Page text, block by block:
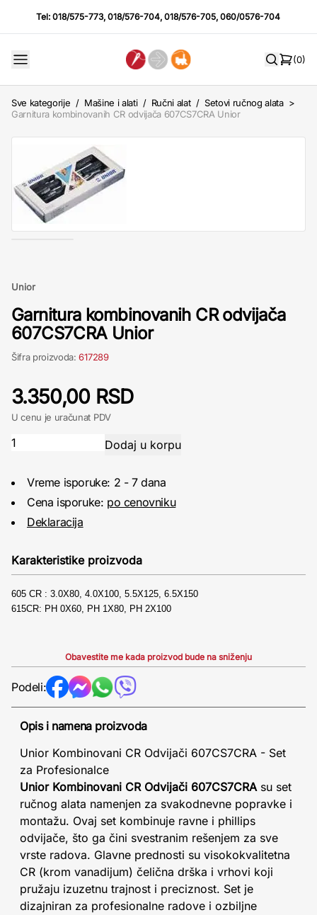
Tel:018/575-773,018/576-704,018/576-705,060/0576-704
(0)
Sve kategorije / Mašine i alati / Ručni alat / Setovi ručnog alata >
Garnitura kombinovanih CR odvijača 607CS7CRA Unior
Unior
Garnitura kombinovanih CR odvijača
607CS7CRA Unior
Šifra proizvoda:617289
3.350,00 RSD
U cenu je uračunat PDV
Vreme isporuke: 2 - 7 dana
Cena isporuke: po cenovniku
Deklaracija
Karakteristike proizvoda
605 CR : 3.0X80, 4.0X100, 5.5X125, 6.5X150
615CR: PH 0X60, PH 1X80, PH 2X100
Obavestite me kada proizvod bude na sniženju
Podeli:
Opis i namena proizvoda
Unior Kombinovani CR Odvijači 607CS7CRA - Set
za Profesionalce
Unior Kombinovani CR Odvijači 607CS7CRAsu set
ručnog alata namenjen za svakodnevne popravke i
montažu. Ovaj set kombinuje ravne i phillips
odvijače, što ga čini svestranim rešenjem za sve
vrste radova. Glavne prednosti su visokokvalitetna
CR (krom vanadijum) čelična drška i vrhovi koji
pružaju izuzetnu trajnost i preciznost. Set je
dizajniran za profesionalne radove i ozbiljne